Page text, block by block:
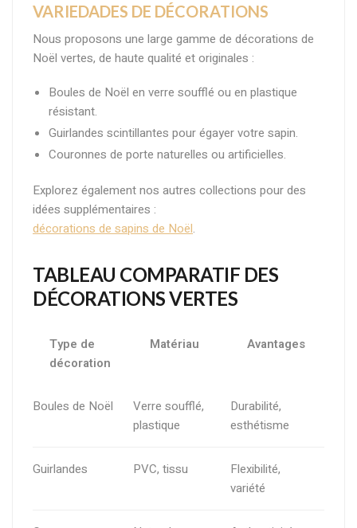
VARIEDADES DE DÉCORATIONS
Nous proposons une large gamme de décorations de
Noël vertes, de haute qualité et originales :
Boules de Noël en verre soufflé ou en plastique
résistant.
Guirlandes scintillantes pour égayer votre sapin.
Couronnes de porte naturelles ou artificielles.
Explorez également nos autres collections pour des
idées supplémentaires :
décorations de sapins de Noël.
TABLEAU COMPARATIF DES
DÉCORATIONS VERTES
Type de
décoration
Matériau Avantages
Boules de Noël
Verre soufflé,
plastique
Durabilité,
esthétisme
Guirlandes PVC, tissu
Flexibilité,
variété